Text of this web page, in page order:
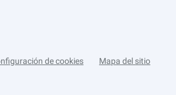
de cookies Mapa del sitio